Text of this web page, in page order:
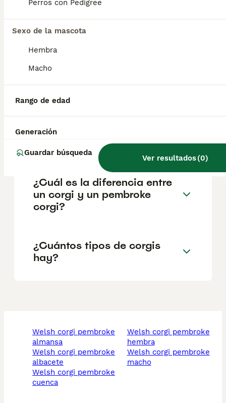
Perros con Pedigree
Sexo de la mascota
Hembra
Macho
Rango de edad
Generación
Guardar búsqueda
Ver resultados(0)
ubicación.
¿Por qué no adquirir un
tener un corgi galés de
¿Cuál es la diferencia entre
un corgi y un pembroke
corgi?
¿Cuántos tipos de corgis
hay?
welsh corgi pembroke
almansa
welsh corgi pembroke
albacete
welsh corgi pembroke
cuenca
welsh corgi pembroke
hembra
welsh corgi pembroke
macho